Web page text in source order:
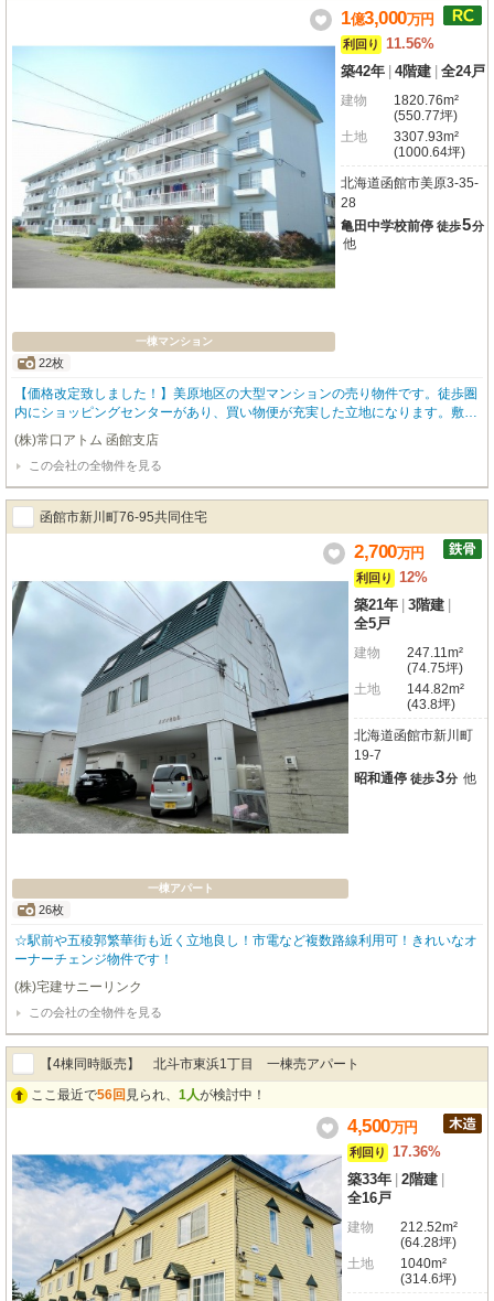
しいポイントです。駐車場も完備しており、入居者様のニーズにも応えられま
す。土地は借地権付きとなりますが、その分初期費用を抑えられる可能性もご
ざいます。この機会に、函館市の中心地で新しい投資を始めてみませんか？
一棟マンション
22枚
1億3,000万円
利回り
11.56%
築42年 4階建 全24戸
建物
1820.76m²
(550.77坪)
土地
3307.93m²
(1000.64坪)
北海道函館市美原3-35-
28
亀田中学校前停 徒歩5分
他
【価格改定致しました！】美原地区の大型マンションの売り物件です。徒歩圏
内にショッピングセンターがあり、買い物便が充実した立地になります。敷地
も広く約1,000坪ございますので、長期的な観点での活用方法もご検討頂けま
す。駐車場も全51台分あり、複数台所有の方にも対応しています。
(株)常口アトム 函館支店
この会社の全物件を見る
函館市新川町76-95共同住宅
一棟アパート
26枚
2,700万円
利回り
12%
築21年 3階建
全5戸
建物
247.11m²
(74.75坪)
土地
144.82m²
(43.8坪)
北海道函館市新川町
19-7
昭和通停 徒歩3分 他
☆駅前や五稜郭繁華街も近く立地良し！市電など複数路線利用可！きれいなオ
ーナーチェンジ物件です！
(株)宅建サニーリンク
この会社の全物件を見る
【4棟同時販売】 北斗市東浜1丁目 一棟売アパート
ここ最近で56回 見られ、 1人が検討中！
4,500万円
利回り
17.36%
築33年 2階建
全16戸
建物
212.52m²
(64.28坪)
土地
1040m²
(314.6坪)